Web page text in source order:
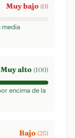
Muy bajo (0)
media
Muy alto (100)
encima de la
Bajo (25)